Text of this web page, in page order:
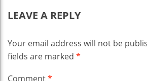
LEAVE A REPLY
Your email address will not be
fields are marked *
Comment*